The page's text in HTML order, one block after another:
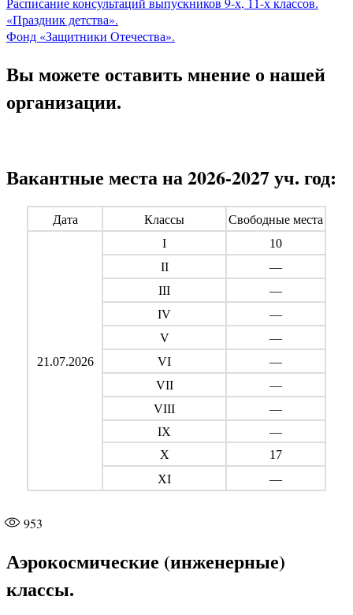
«Праздник детства».
Фонд «Защитники Отечества».
Вы можете оставить мнение о нашей
организации.
Вакантные места на 2026-2027 уч. год:
Дата Классы Свободные места
21.07.2026
I
10
II
—
III
—
IV
—
V
—
VI
—
VII
—
VIII
—
IX
—
X
17
XI
—
953
Аэрокосмические (инженерные)
классы.